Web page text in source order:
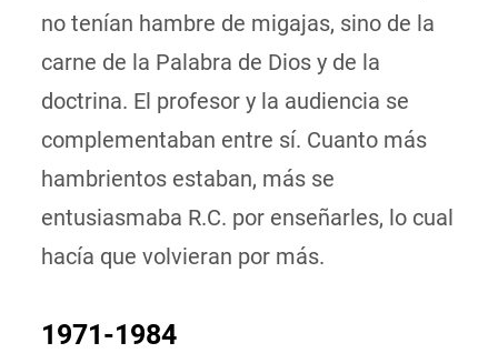
no tenían hambre de migajas, sino de la
carne de la Palabra de Dios y de la
doctrina. El profesor y la audiencia se
complementaban entre sí. Cuanto más
hambrientos estaban, más se
entusiasmaba R.C. por enseñarles, lo cual
hacía que volvieran por más.
1971-1984